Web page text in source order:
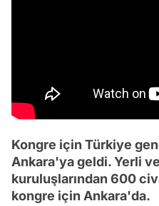
Kongre için Türkiye
Ankara'ya geldi. Yerli ve
kuruluşlarından 600
kongre için Ankara'da.